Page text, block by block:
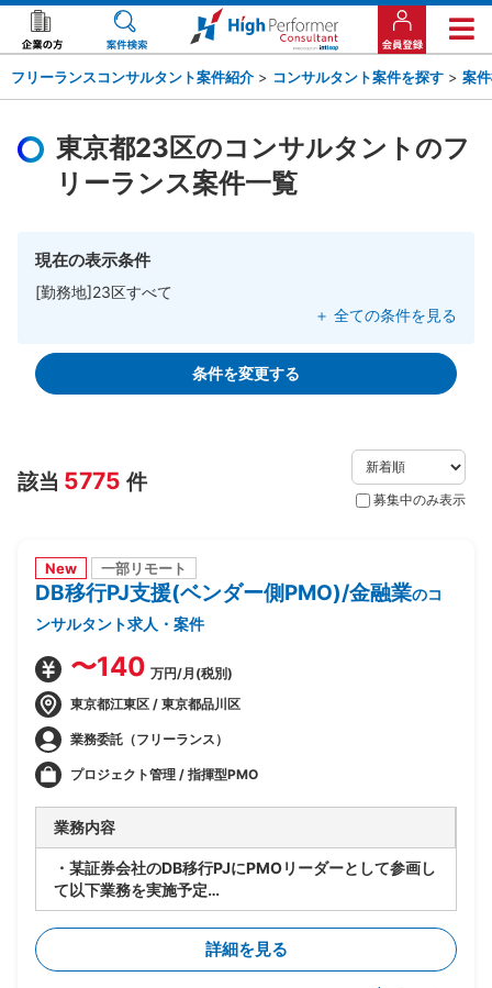
フリーランスコンサルタント案件紹介 > コンサルタント案件を探す > 案
東京都23区のコンサルタントのフ
リーランス案件一覧
現在の表示条件
[勤務地]23区すべて
＋ 全ての条件を見る
条件を変更する
該当 5775 件
募集中のみ表示
New 一部リモート
DB移行PJ支援(ベンダー側PMO)/金融業のコ
ンサルタント求人・案件
〜140 万円/月(税別)
東京都江東区 / 東京都品川区
業務委託（フリーランス）
プロジェクト管理 / 指揮型PMO
業務内容
・某証券会社のDB移行PJにPMOリーダーとして参画し
て以下業務を実施予定
-SAP ASE→DB2マイグレーションPJ全体の進捗管理/
情報収集
-開発BP社の進捗状況/障害解消状況/移行対応状況の総
合的な管理
詳細を見る